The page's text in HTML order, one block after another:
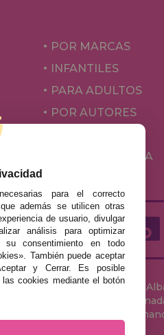
POR MARCAS
INFANTILES
PARA ADULTOS
POR AUTORES
JUEGOS DE MESA
territorio español: Álava,
Cuenca, Gerona,
Pontevedra,
para el correcto
además se utilicen otras
de usuario, divulgar
análisis para optimizar
consentimiento en todo
También puede aceptar
y Cerrar. Es posible
cookies mediante el botón